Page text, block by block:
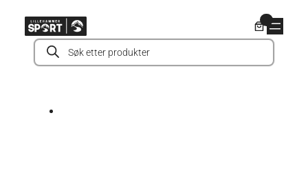
innholdProducts
search